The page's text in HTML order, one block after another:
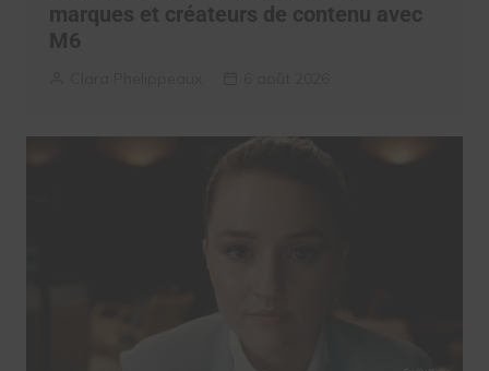
marques et créateurs de contenu avec
M6